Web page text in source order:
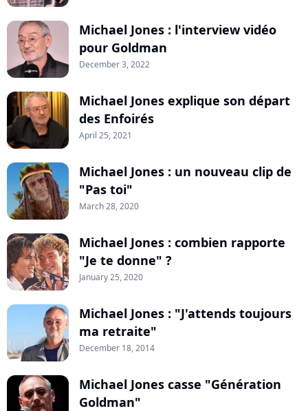
Michael Jones : l'interview vidéo
pour Goldman
December 3, 2022
Michael Jones explique son départ
des Enfoirés
April 25, 2021
Michael Jones : un nouveau clip de
"Pas toi"
March 28, 2020
Michael Jones : combien rapporte
"Je te donne" ?
January 25, 2020
Michael Jones : "J'attends toujours
ma retraite"
December 18, 2014
Michael Jones casse "Génération
Goldman"